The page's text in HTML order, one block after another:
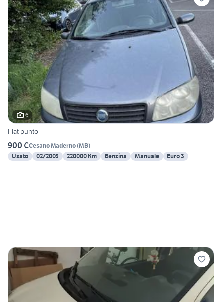
6
Fiat punto
900 €Cesano Maderno(MB)
Usato
02/2003 220000 Km Benzina Manuale Euro 3